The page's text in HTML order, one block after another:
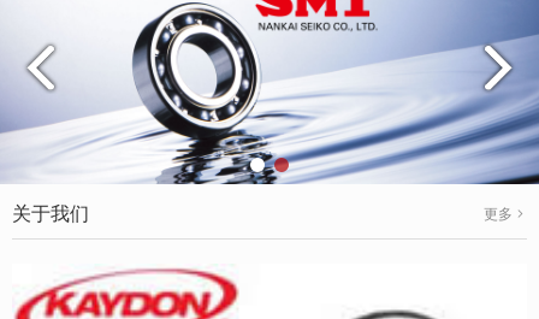
关于我们 更多